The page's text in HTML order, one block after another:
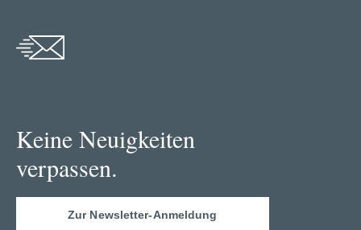
Keine Neuigkeiten
verpassen.
Zur Newsletter-Anmeldung